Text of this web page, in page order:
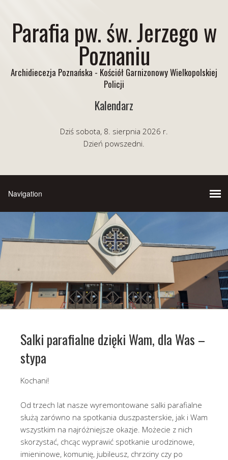
Parafia pw. św. Jerzego w
Poznaniu
Archidiecezja Poznańska - Kościół Garnizonowy Wielkopolskiej
Policji
Kalendarz
Dziś sobota, 8. sierpnia 2026 r.
Dzień powszedni.
Salki parafialne dzięki Wam, dla Was –
stypa
Kochani!
Od trzech lat nasze wyremontowane salki parafialne
służą zarówno na spotkania duszpasterskie, jak i Wam
wszystkim na najróżniejsze okazje. Możecie z nich
skorzystać, chcąc wyprawić spotkanie urodzinowe,
imieninowe, komunię, jubileusz, chrzciny czy po